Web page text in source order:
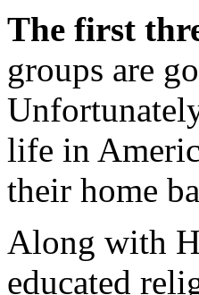
The first
groups are
life in
their home
Along with
educated